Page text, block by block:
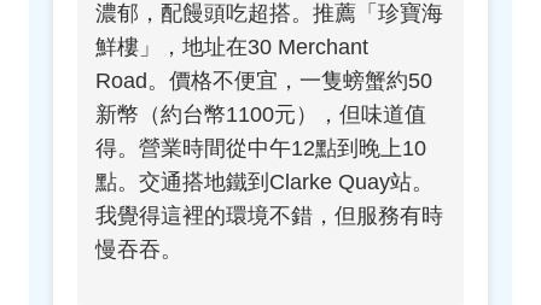
濃郁，配饅頭吃超搭。推薦「珍寶海
鮮樓」，地址在30 Merchant
Road。價格不便宜，一隻螃蟹約50
新幣（約台幣1100元），但味道值
得。營業時間從中午12點到晚上10
點。交通搭地鐵到Clarke Quay站。
我覺得這裡的環境不錯，但服務有時
慢吞吞。